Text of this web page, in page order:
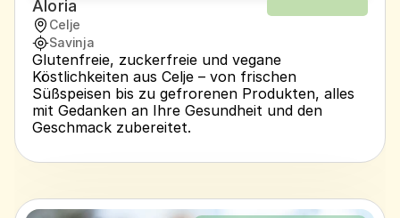
Aloria
Celje
Savinja
Glutenfreie, zuckerfreie und vegane
Köstlichkeiten aus Celje – von frischen
Süßspeisen bis zu gefrorenen Produkten, alles
mit Gedanken an Ihre Gesundheit und den
Geschmack zubereitet.